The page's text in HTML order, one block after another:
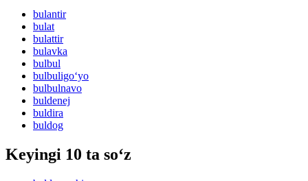
bulantir
bulat
bulattir
bulavka
bulbul
bulbuligo‘yo
bulbulnavo
buldenej
buldira
buldog
Keyingi 10 ta so‘z